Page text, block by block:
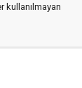
kullanılmayan